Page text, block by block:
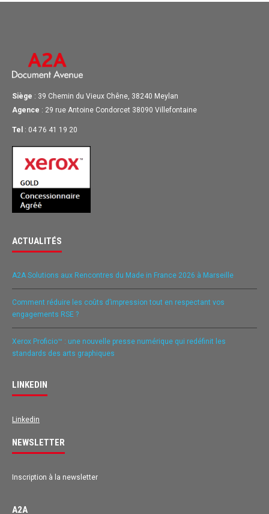
Siège : 39 Chemin du Vieux Chêne, 38240 Meylan
Agence : 29 rue Antoine Condorcet 38090 Villefontaine
Tel : 04 76 41 19 20
ACTUALITÉS
A2A Solutions aux Rencontres du Made in France 2026 à Marseille
Comment réduire les coûts d’impression tout en respectant vos
engagements RSE ?
Xerox Proficio™ : une nouvelle presse numérique qui redéfinit les
standards des arts graphiques
LINKEDIN
Linkedin
NEWSLETTER
Inscription à la newsletter
A2A